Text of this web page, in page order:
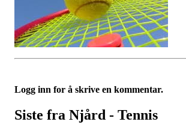
Logg inn for å skrive en kommentar.
Siste fra Njård - Tennis